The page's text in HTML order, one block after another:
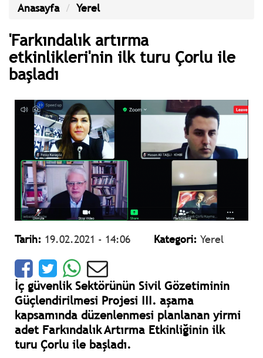
Anasayfa Yerel
'Farkındalık artırma
etkinlikleri'nin ilk turu Çorlu ile
başladı
Tarih: 19.02.2021 - 14:06 Kategori: Yerel
İç güvenlik Sektörünün Sivil Gözetiminin
Güçlendirilmesi Projesi III. aşama
kapsamında düzenlenmesi planlanan yirmi
adet Farkındalık Artırma Etkinliğinin ilk
turu Çorlu ile başladı.